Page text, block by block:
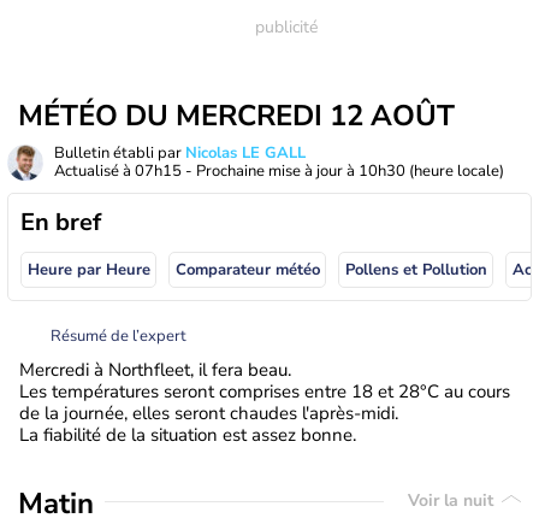
MÉTÉO DU MERCREDI 12 AOÛT
Bulletin établi par Nicolas LE GALL
Actualisé à 07h15 - Prochaine mise à jour à 10h30 (heure locale)
En bref
Heure par Heure Comparateur météo Pollens et Pollution
Résumé de l’expert
Mercredi à Northfleet, il fera beau.
Les températures seront comprises entre 18 et 28°C au cours
de la journée, elles seront chaudes l'après-midi.
La fiabilité de la situation est assez bonne.
Matin Voir la nuit